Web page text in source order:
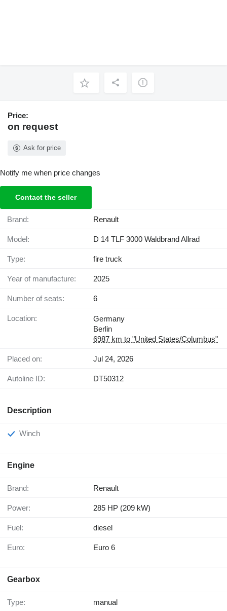
Price:
on request
Ask for price
Notify me when price changes
Contact the seller
Brand: Renault
Model: D 14 TLF 3000 Waldbrand Allrad
Type: fire truck
Year of manufacture: 2025
Number of seats: 6
Location:
Germany
Berlin
6987 km to "United States/Columbus"
Placed on: Jul 24, 2026
Autoline ID: DT50312
Description
Winch
Engine
Brand: Renault
Power: 285 HP (209 kW)
Fuel: diesel
Euro: Euro 6
Gearbox
Type: manual